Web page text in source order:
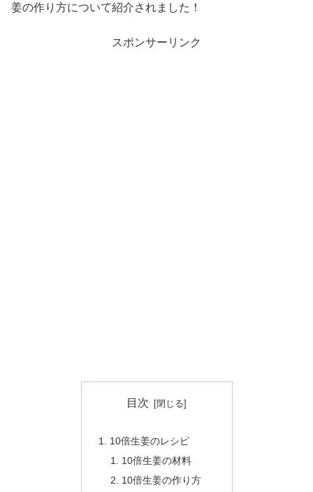
姜の作り方について紹介されました！
スポンサーリンク
目次
10倍生姜のレシピ
10倍生姜の材料
10倍生姜の作り方